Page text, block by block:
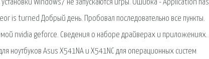
Windows7 не запускаются игры. Ошибка - Application has
turned Добрый день. Пробовал последовательно все пункты.
nvidia geforce. Сведения о наборе драйверах и приложениях.
ноутбуков Asus X541NA и X541NC для операционных систем